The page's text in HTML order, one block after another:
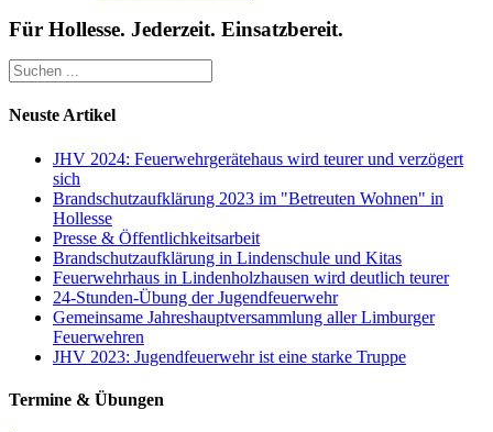
Für Hollesse. Jederzeit. Einsatzbereit.
Neuste Artikel
JHV 2024: Feuerwehrgerätehaus wird teurer und verzögert
sich
Brandschutzaufklärung 2023 im "Betreuten Wohnen" in
Hollesse
Presse & Öffentlichkeitsarbeit
Brandschutzaufklärung in Lindenschule und Kitas
Feuerwehrhaus in Lindenholzhausen wird deutlich teurer
24-Stunden-Übung der Jugendfeuerwehr
Gemeinsame Jahreshauptversammlung aller Limburger
Feuerwehren
JHV 2023: Jugendfeuerwehr ist eine starke Truppe
Termine & Übungen